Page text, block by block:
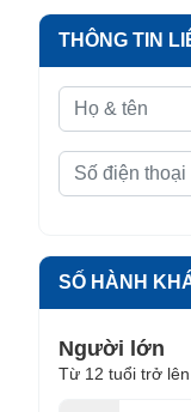
THÔNG TIN
SỐ HÀNH
Người lớn
Từ 12 tuổi trở lên